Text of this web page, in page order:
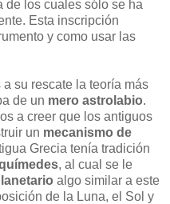
de los cuales sólo se ha
Esta inscripción
y como usar las
su rescate la teoría más
de un mero astrolabio.
a creer que los antiguos
un mecanismo de
Grecia tenía tradición
, al cual se le
algo similar a este
de la Luna, el Sol y